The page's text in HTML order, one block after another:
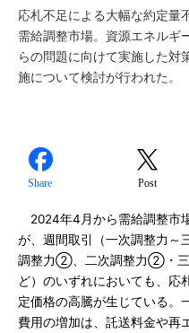
応札不足による大幅な約定量
需給調整市場。資源エネルギ
らの問題に向けて実施した対
施について検討が行われた。
Share Post
2024年4月から需給調整市
が、週間取引（⼀次調整力
調整力②、二次調整力②・
ど）のいずれにおいても、応
定価格の高騰が生じている。
費用の増加は、託送料金や再